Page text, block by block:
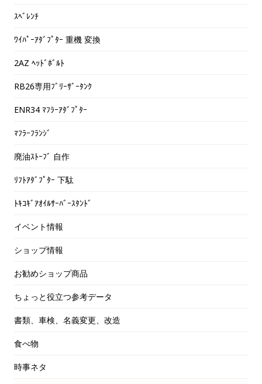
ｽﾍﾞﾚﾝﾁ
ﾜｲﾊﾟｰｱﾀﾞﾌﾟﾀｰ 重機 変換
2AZ ﾍｯﾄﾞﾎﾞﾙﾄ
RB26専用ﾌﾞﾘｰｻﾞｰﾀﾝｸ
ENR34 ﾏﾌﾗｰｱﾀﾞﾌﾟﾀｰ
ﾏﾌﾗｰﾌﾗﾝｼﾞ
廃油ｽﾄｰﾌﾞ 自作
ﾘﾌﾄｱﾀﾞﾌﾟﾀｰ 下駄
ﾄｷｺｷﾞｱｵｲﾙｻｰﾊﾞｰｽﾀﾝﾄﾞ
イベント情報
ショップ情報
お勧めショップ商品
ちょっと役立つ参考データ
書類、車検、名義変更、改造
食べ物
時事ネタ